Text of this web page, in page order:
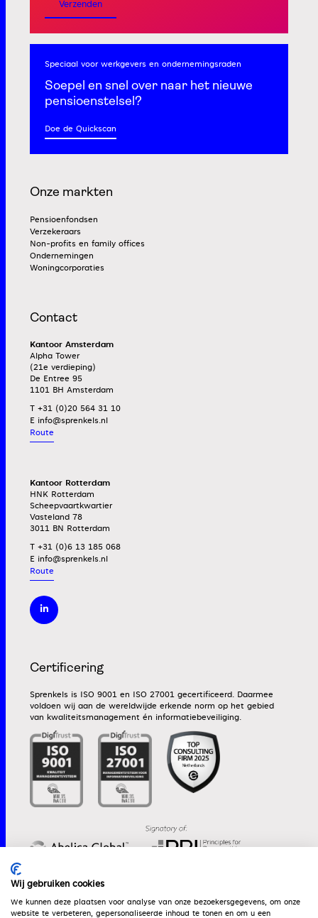
Verzenden
Speciaal voor werkgevers en ondernemingsraden
Soepel en snel over naar het nieuwe
pensioenstelsel?
Doe de Quickscan
Onze markten
Pensioenfondsen
Verzekeraars
Non-profits en family offices
Ondernemingen
Woningcorporaties
Contact
Kantoor Amsterdam
Alpha Tower
(21e verdieping)
De Entree 95
1101 BH Amsterdam
T +31 (0)20 564 31 10
E
Route
Kantoor Rotterdam
HNK Rotterdam
Scheepvaartkwartier
Vasteland 78
3011 BN Rotterdam
T +31 (0)6 13 185 068
E
Route
Certificering
Sprenkels is ISO 9001 en ISO 27001 gecertificeerd. Daarmee
voldoen wij aan de wereldwijde erkende norm op het gebied
van kwaliteitsmanagement én informatiebeveiliging.
Wij gebruiken cookies
We kunnen deze plaatsen voor analyse van onze bezoekersgegevens, om onze
website te verbeteren, gepersonaliseerde inhoud te tonen en om u een